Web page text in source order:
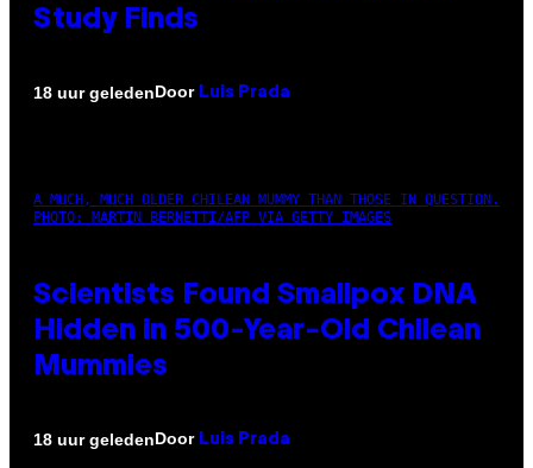
Study Finds
18 uur geledenDoor Luis Prada
A MUCH, MUCH OLDER CHILEAN MUMMY THAN THOSE IN QUESTION.
PHOTO: MARTIN BERNETTI/AFP VIA GETTY IMAGES
Scientists Found Smallpox DNA
Hidden in 500-Year-Old Chilean
Mummies
18 uur geledenDoor Luis Prada